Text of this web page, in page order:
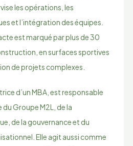
les opérations, les
et l’intégration des équipes.
est marqué par plus de 30
en surfaces sportives
de projets complexes.
d’un MBA, est responsable
Groupe M2L, de la
de la gouvernance et du
Elle agit aussi comme